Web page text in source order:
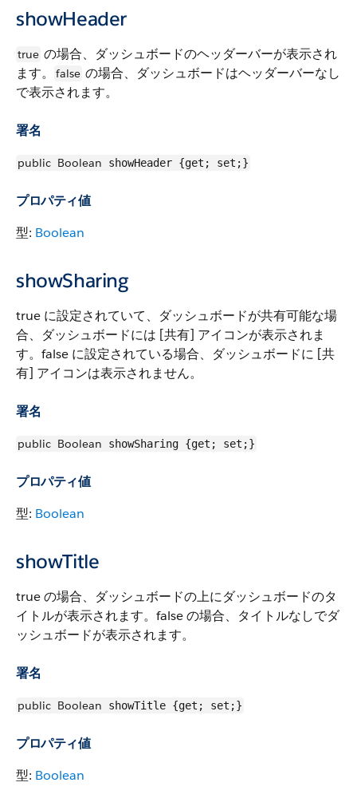
showHeader
true の場合、ダッシュボードのヘッダーバーが表示され
ます。
false の場合、ダッシュボードはヘッダーバーなし
で表示されます。
署名
public Boolean showHeader {get; set;}
プロパティ値
型: Boolean
showSharing
true に設定されていて、ダッシュボードが共有可能な場
合、ダッシュボードには [共有] アイコンが表示されま
す。false に設定されている場合、ダッシュボードに [共
有] アイコンは表示されません。
署名
public Boolean showSharing {get; set;}
プロパティ値
型: Boolean
showTitle
true の場合、ダッシュボードの上にダッシュボードのタ
イトルが表示されます。false の場合、タイトルなしでダ
ッシュボードが表示されます。
署名
public Boolean showTitle {get; set;}
プロパティ値
型: Boolean